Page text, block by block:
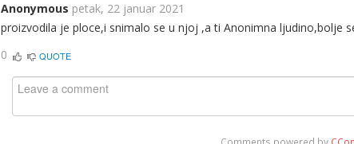
Anonymous petak, 22 januar 2021
proizvodila je ploce,i snimalo se u njoj ,a ti Anonimna ljudino,bolje
0
QUOTE